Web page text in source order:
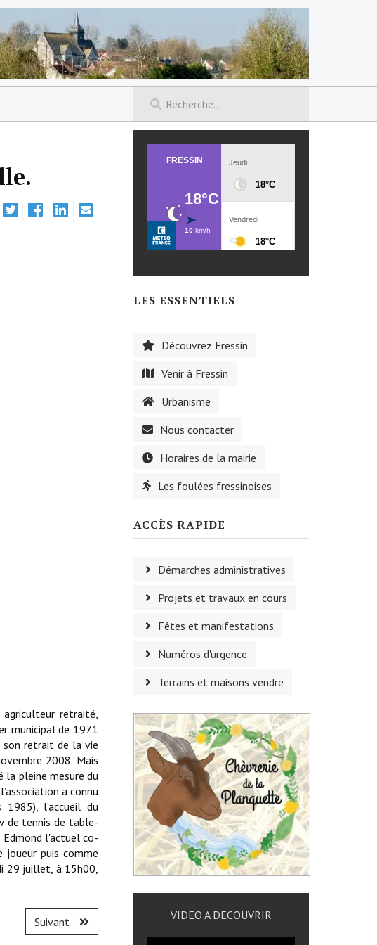
agriculteur retraité,
municipal de 1971
son retrait de la vie
2008. Mais
la pleine mesure du
a connu
1985), l’accueil du
de tennis de table-
Edmond l'actuel co-
joueur puis comme
29 juillet, à 15h00,
Suivant
LES ESSENTIELS
Découvrez Fressin
Venir à Fressin
Urbanisme
Nous contacter
Horaires de la mairie
Les foulées fressinoises
ACCÈS RAPIDE
Démarches administratives
Projets et travaux en cours
Fêtes et manifestations
Numéros d'urgence
Terrains et maisons vendre
VIDEO A DECOUVRIR